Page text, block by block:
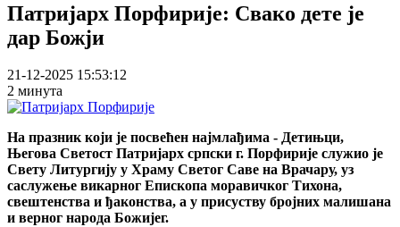
Патријарх Порфирије: Свако дете је
дар Божји
21-12-2025 15:53:12
2 минута
На празник који је посвећен најмлађима - Детињци,
Његова Светост Патријарх српски г. Порфирије служио је
Свету Литургију у Храму Светог Саве на Врачару, уз
саслужење викарног Епископа моравичког Тихона,
свештенства и ђаконства, а у присуству бројних малишана
и верног народа Божијег.